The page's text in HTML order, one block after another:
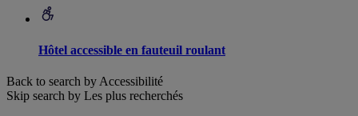
Hôtel accessible en fauteuil roulant
Back to search by Accessibilité
Skip search by Les plus recherchés